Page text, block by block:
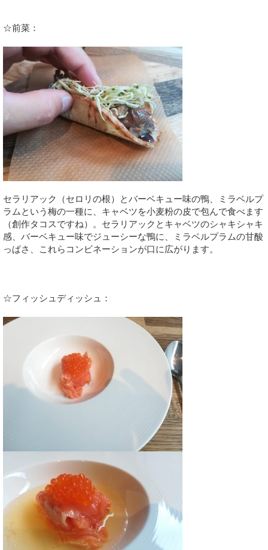
☆前菜：
セラリアック（セロリの根）とバーベキュー味の鴨、ミラベルプ
ラムという梅の一種に、キャベツを小麦粉の皮で包んで食べます
（創作タコスですね）。セラリアックとキャベツのシャキシャキ
感、バーベキュー味でジューシーな鴨に、ミラベルプラムの甘酸
っぱさ、これらコンビネーションが口に広がります。
☆フィッシュディッシュ：